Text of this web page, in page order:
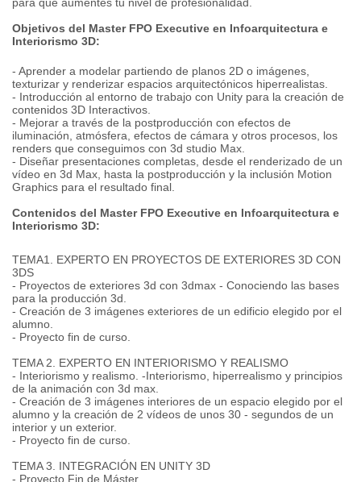
Objetivos del Master FPO Executive en Infoarquitectura e
Interiorismo 3D:
- Aprender a modelar partiendo de planos 2D o imágenes,
texturizar y renderizar espacios arquitectónicos hiperrealistas.
- Introducción al entorno de trabajo con Unity para la creación de
contenidos 3D Interactivos.
- Mejorar a través de la postproducción con efectos de
iluminación, atmósfera, efectos de cámara y otros procesos, los
renders que conseguimos con 3d studio Max.
- Diseñar presentaciones completas, desde el renderizado de un
vídeo en 3d Max, hasta la postproducción y la inclusión Motion
Graphics para el resultado final.
Contenidos del Master FPO Executive en Infoarquitectura e
Interiorismo 3D:
TEMA1. EXPERTO EN PROYECTOS DE EXTERIORES 3D CON
3DS
- Proyectos de exteriores 3d con 3dmax - Conociendo las bases
para la producción 3d.
- Creación de 3 imágenes exteriores de un edificio elegido por el
alumno.
- Proyecto fin de curso.
TEMA 2. EXPERTO EN INTERIORISMO Y REALISMO
- Interiorismo y realismo. -Interiorismo, hiperrealismo y principios
de la animación con 3d max.
- Creación de 3 imágenes interiores de un espacio elegido por el
alumno y la creación de 2 vídeos de unos 30 - segundos de un
interior y un exterior.
- Proyecto fin de curso.
TEMA 3. INTEGRACIÓN EN UNITY 3D
- Proyecto Fin de Máster